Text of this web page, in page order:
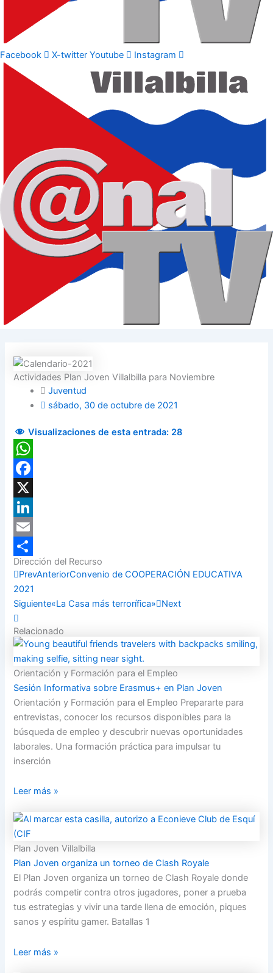
Facebook X-twitter Youtube Instagram
Actividades Plan Joven Villalbilla para Noviembre
Juventud
sábado, 30 de octubre de 2021
Visualizaciones de esta entrada: 28
WhatsApp
Facebook
X
LinkedIn
Email
Compartir
Dirección del Recurso
PrevAnteriorConvenio de COOPERACIÓN EDUCATIVA
2021
Siguiente«La Casa más terrorífica» Next
Relacionado
Orientación y Formación para el Empleo
Sesión Informativa sobre Erasmus+ en Plan Joven
Orientación y Formación para el Empleo Prepararte para
entrevistas, conocer los recursos disponibles para la
búsqueda de empleo y descubrir nuevas oportunidades
laborales. Una formación práctica para impulsar tu
inserción
Leer más »
Plan Joven Villalbilla
Plan Joven organiza un torneo de Clash Royale
El Plan Joven organiza un torneo de Clash Royale donde
podrás competir contra otros jugadores, poner a prueba
tus estrategias y vivir una tarde llena de emoción, piques
sanos y espíritu gamer. Batallas 1
Leer más »